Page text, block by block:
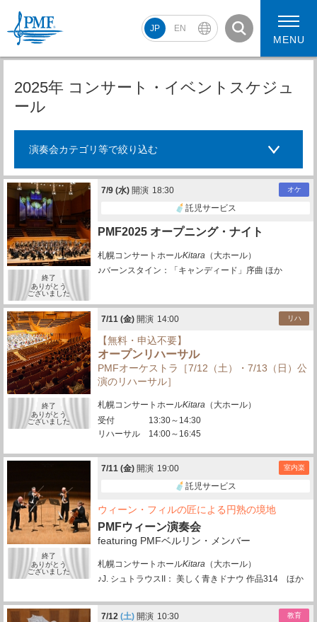
JP EN
PMF2026 スケジュール コンサート動画
MENU
2025年 コンサート・イベントスケジュ
ール
演奏会カテゴリ等で絞り込む
PMF2025 オープニング・ナイト
札幌コンサートホールKitara（大ホール）
♪バーンスタイン：「キャンディード」序曲 ほか
オケ
7/9 (水) 開演 18:30
託児サービス
終了
ありがとう
ございました
【無料・申込不要】
オープンリハーサル
PMFオーケストラ［7/12（土）・7/13（日）公
演のリハーサル］
札幌コンサートホールKitara （大ホール）
受付
13:30～14:30
リハーサル
14:00～16:45
リハ
7/11 (金) 開演 14:00
終了
ありがとう
ございました
ウィーン・フィルの匠による円熟の境地
PMFウィーン演奏会
featuring PMFベルリン・メンバー
札幌コンサートホールKitara（大ホール）
♪J. シュトラウスII： 美しく青きドナウ 作品314 ほか
室内楽
7/11 (金) 開演 19:00
託児サービス
終了
ありがとう
ございました
教育
7/12 (土) 開演 10:30